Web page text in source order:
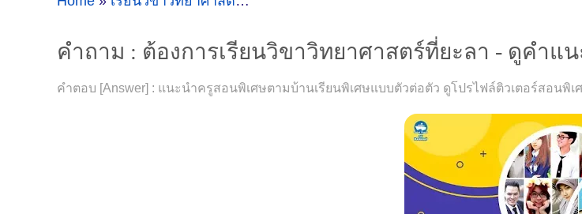
คำถาม : ต้องการเรียนวิขาวิทยาศาสตร์ที่ยะลา - ดูคำแ
คำตอบ [Answer] : แนะนำครูสอนพิเศษตามบ้านเรียนพิเศษแบบตัวต่อตัว ดูโปรไฟล์ติวเตอร์สอนพิ